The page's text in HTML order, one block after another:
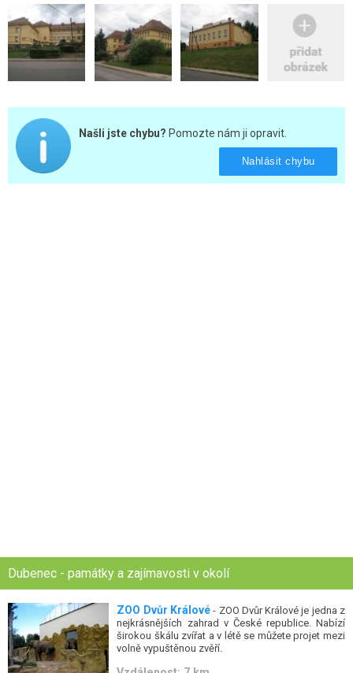
Našli jste chybu? Pomozte nám ji opravit.
Nahlásit chybu
Dubenec - památky a zajímavosti v okolí
ZOO Dvůr Králové- ZOO Dvůr Králové je jedna z
nejkrásnějších zahrad v České republice. Nabízí
širokou škálu zvířat a v létě se můžete projet mezi
volně vypuštěnou zvěří.